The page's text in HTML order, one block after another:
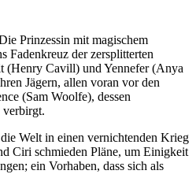
Prinzessin mit magischem
Fadenkreuz der zersplitterten
(Henry Cavill) und Yennefer (Anya
Jägern, allen voran vor den
(Sam Woolfe), dessen
verbirgt.
Welt in einen vernichtenden Krieg
Ciri schmieden Pläne, um Einigkeit
ein Vorhaben, dass sich als